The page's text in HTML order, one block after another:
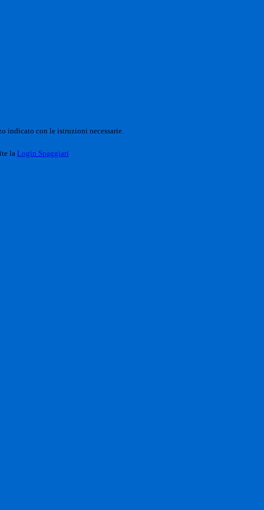
indicato con le istruzioni necessarie.
la Login Spaggiari